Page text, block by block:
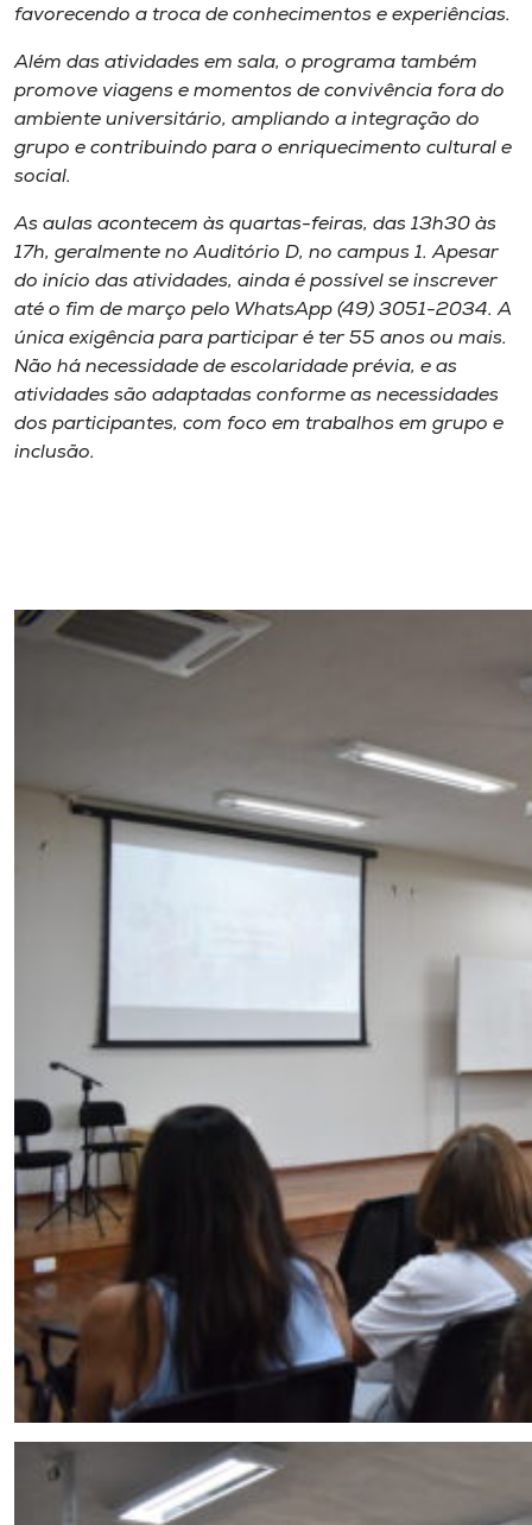
favorecendo a troca de conhecimentos e experiências.
Além das atividades em sala, o programa também
promove viagens e momentos de convivência fora do
ambiente universitário, ampliando a integração do
grupo e contribuindo para o enriquecimento cultural e
social.
As aulas acontecem às quartas-feiras, das 13h30 às
17h, geralmente no Auditório D, no campus 1. Apesar
do início das atividades, ainda é possível se inscrever
até o fim de março pelo WhatsApp (49) 3051-2034. A
única exigência para participar é ter 55 anos ou mais.
Não há necessidade de escolaridade prévia, e as
atividades são adaptadas conforme as necessidades
dos participantes, com foco em trabalhos em grupo e
inclusão.